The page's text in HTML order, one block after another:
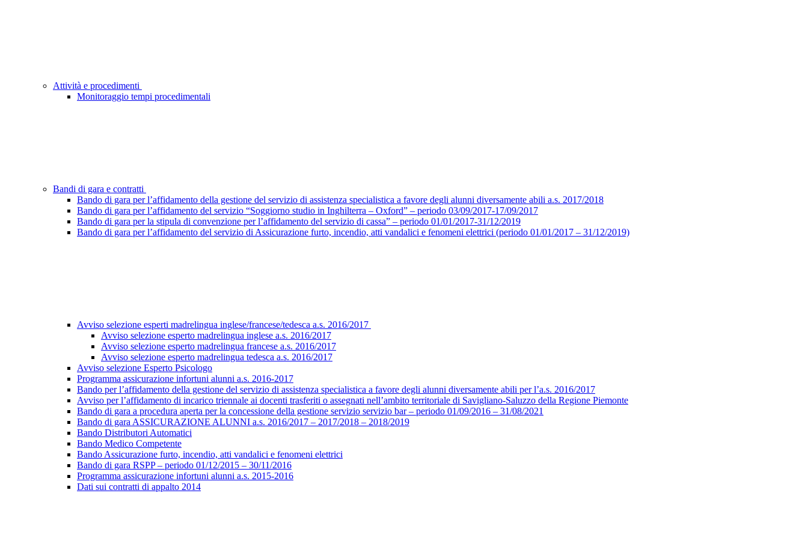
Attività e procedimenti
Monitoraggio tempi procedimentali
Bandi di gara e contratti
Bando di gara per l’affidamento della gestione del servizio di assistenza specialistica a favore degli alunni diversamente abili a.s. 2017/2018
Bando di gara per l’affidamento del servizio “Soggiorno studio in Inghilterra – Oxford” – periodo 03/09/2017-17/09/2017
Bando di gara per la stipula di convenzione per l’affidamento del servizio di cassa” – periodo 01/01/2017-31/12/2019
Bando di gara per l’affidamento del servizio di Assicurazione furto, incendio, atti vandalici e fenomeni elettrici (periodo 01/01/2017 – 31/12/2019)
Avviso selezione esperti madrelingua inglese/francese/tedesca a.s. 2016/2017
Avviso selezione esperto madrelingua inglese a.s. 2016/2017
Avviso selezione esperto madrelingua francese a.s. 2016/2017
Avviso selezione esperto madrelingua tedesca a.s. 2016/2017
Avviso selezione Esperto Psicologo
Programma assicurazione infortuni alunni a.s. 2016-2017
Bando per l’affidamento della gestione del servizio di assistenza specialistica a favore degli alunni diversamente abili per l’a.s. 2016/2017
Avviso per l’affidamento di incarico triennale ai docenti trasferiti o assegnati nell’ambito territoriale di Savigliano-Saluzzo della Regione Piemonte
Bando di gara a procedura aperta per la concessione della gestione servizio servizio bar – periodo 01/09/2016 – 31/08/2021
Bando di gara ASSICURAZIONE ALUNNI a.s. 2016/2017 – 2017/2018 – 2018/2019
Bando Distributori Automatici
Bando Medico Competente
Bando Assicurazione furto, incendio, atti vandalici e fenomeni elettrici
Bando di gara RSPP – periodo 01/12/2015 – 30/11/2016
Programma assicurazione infortuni alunni a.s. 2015-2016
Dati sui contratti di appalto 2014